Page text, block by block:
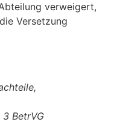
verweigert,
Versetzung
BetrVG